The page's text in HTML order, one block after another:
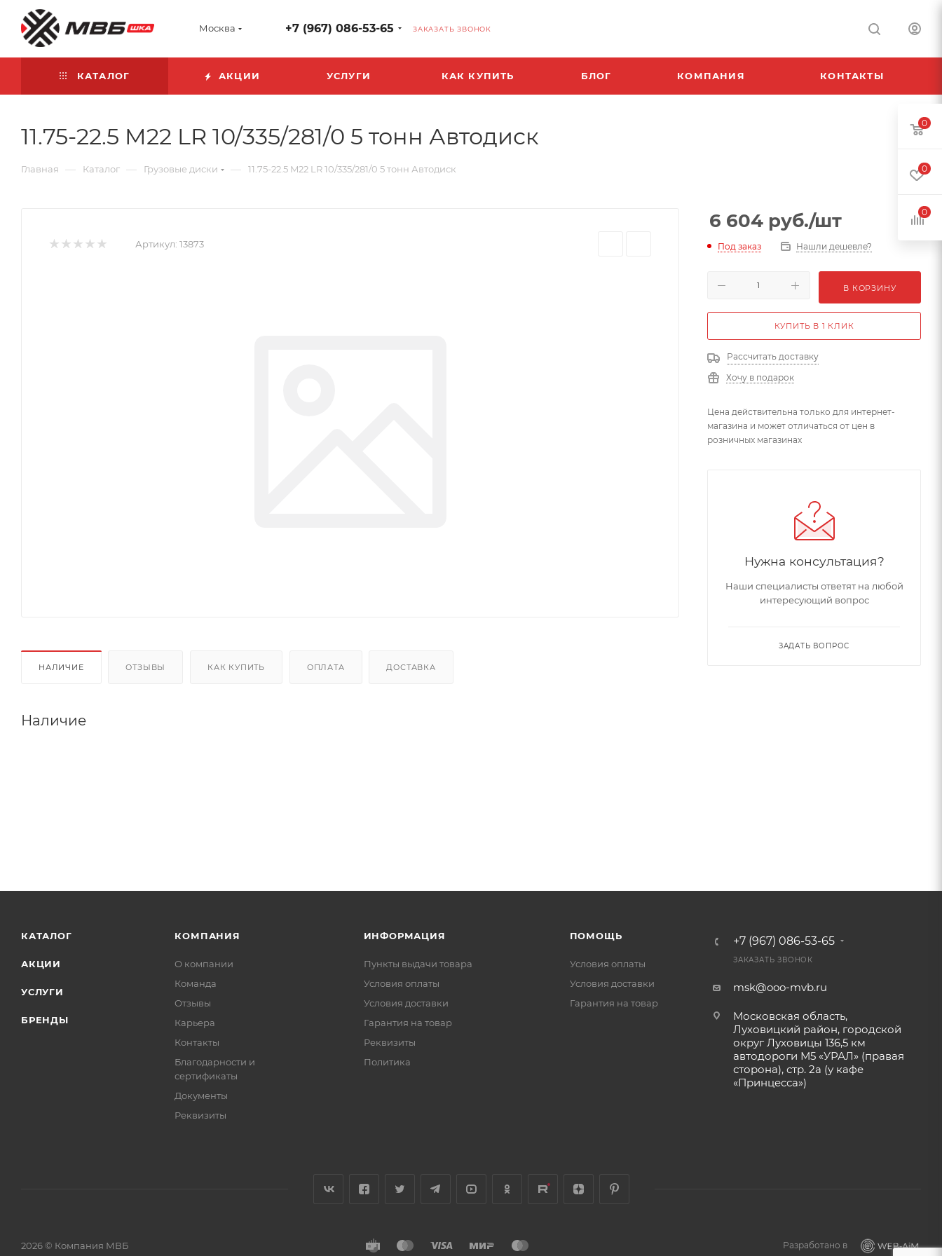
Москва +7 (967) 086-53-65 ЗАКАЗАТЬ ЗВОНОК
КАТАЛОГ АКЦИИ УСЛУГИ КАК КУПИТЬ БЛОГ КОМПАНИЯ КОНТАКТЫ
11.75-22.5 M22 LR 10/335/281/0 5 тонн Автодиск
Главная — Каталог — Грузовые диски — 11.75-22.5 M22 LR 10/335/281/0 5 тонн Автодиск
Артикул: 13873
НАЛИЧИЕ ОТЗЫВЫ КАК КУПИТЬ ОПЛАТА ДОСТАВКА
Наличие
6 604 руб./шт
Под заказ Нашли дешевле?
В КОРЗИНУ
КУПИТЬ В 1 КЛИК
Рассчитать доставку
Хочу в подарок
Цена действительна только для интернет-
магазина и может отличаться от цен в
розничных магазинах
Нужна консультация?
Наши специалисты ответят на любой
интересующий вопрос
ЗАДАТЬ ВОПРОС
КАТАЛОГ
АКЦИИ
УСЛУГИ
БРЕНДЫ
КОМПАНИЯ
О компании
Команда
Отзывы
Карьера
Контакты
Благодарности и
сертификаты
Документы
Реквизиты
ИНФОРМАЦИЯ
Пункты выдачи товара
Условия оплаты
Условия доставки
Гарантия на товар
Реквизиты
Политика
ПОМОЩЬ
Условия оплаты
Условия доставки
Гарантия на товар
+7 (967) 086-53-65
ЗАКАЗАТЬ ЗВОНОК
msk@ooo-mvb.ru
Московская область,
Луховицкий район, городской
округ Луховицы 136,5 км
автодороги М5 «УРАЛ» (правая
сторона), стр. 2а (у кафе
«‎Принцесса»)
2026 © Компания МВБ Разработано в
0
0
0